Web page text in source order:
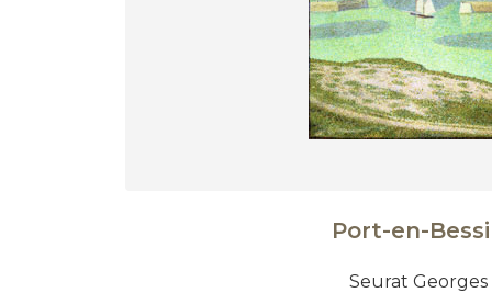
Port-en-
Seurat Georges